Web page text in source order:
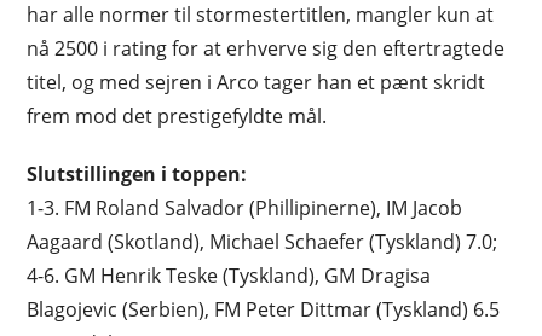
har alle normer til stormestertitlen, mangler kun at
nå 2500 i rating for at erhverve sig den eftertragtede
titel, og med sejren i Arco tager han et pænt skridt
frem mod det prestigefyldte mål.
Slutstillingen i toppen:
1-3. FM Roland Salvador (Phillipinerne), IM Jacob
Aagaard (Skotland), Michael Schaefer (Tyskland) 7.0;
4-6. GM Henrik Teske (Tyskland), GM Dragisa
Blagojevic (Serbien), FM Peter Dittmar (Tyskland) 6.5